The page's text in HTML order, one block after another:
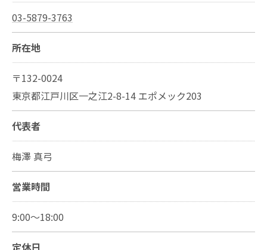
03-5879-3763
所在地
〒132-0024
東京都江戸川区一之江2-8-14 エポメック203
代表者
梅澤 真弓
営業時間
9:00～18:00
定休日